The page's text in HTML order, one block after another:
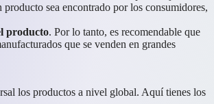
sea encontrado por los consumidores,
producto. Por lo tanto, es recomendable que
que se venden en grandes
los productos a nivel global. Aquí tienes los